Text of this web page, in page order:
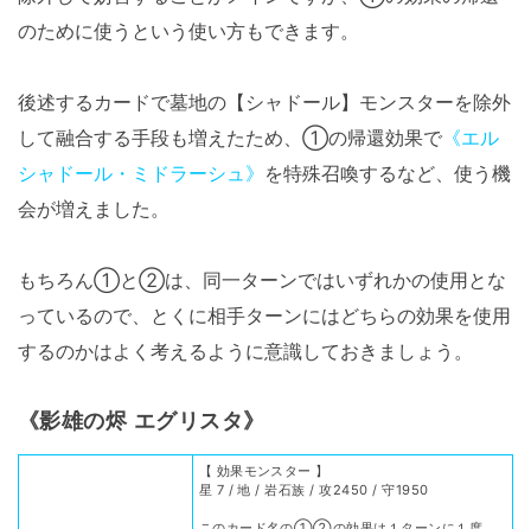
のために使うという使い方もできます。
後述するカードで墓地の【シャドール】モンスターを除外
して融合する手段も増えたため、①の帰還効果で 《エル
シャドール・ミドラーシュ》 を特殊召喚するなど、使う機
会が増えました。
もちろん①と②は、同一ターンではいずれかの使用とな
っているので、とくに相手ターンにはどちらの効果を使用
するのかはよく考えるように意識しておきましょう。
《影雄の烬 エグリスタ》
【 効果モンスター 】
星 7 / 地 / 岩石族 / 攻2450 / 守1950